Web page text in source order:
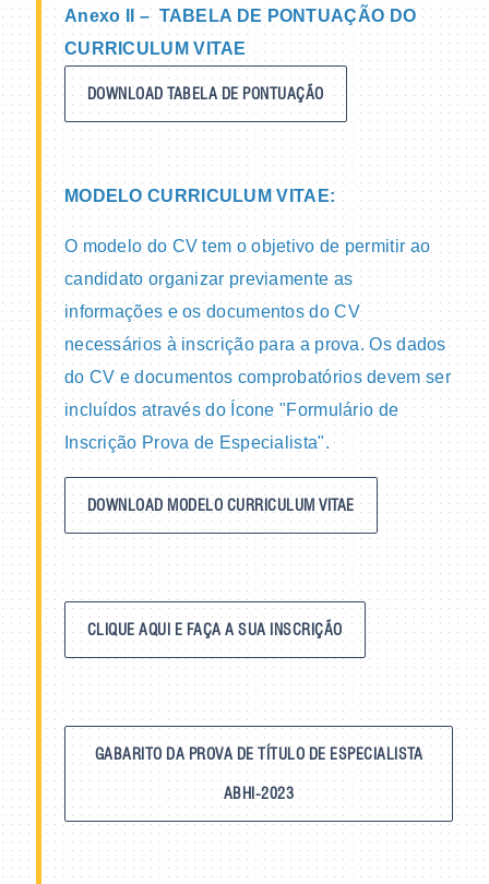
Anexo II – TABELA DE PONTUAÇÃO DO
CURRICULUM VITAE
DOWNLOAD TABELA DE PONTUAÇÃO
MODELO CURRICULUM VITAE:
O modelo do CV tem o objetivo de permitir ao
candidato organizar previamente as
informações e os documentos do CV
necessários à inscrição para a prova. Os dados
do CV e documentos comprobatórios devem ser
incluídos através do Ícone "Formulário de
Inscrição Prova de Especialista".
DOWNLOAD MODELO CURRICULUM VITAE
CLIQUE AQUI E FAÇA A SUA INSCRIÇÃO
GABARITO DA PROVA DE TÍTULO DE ESPECIALISTA
ABHI-2023